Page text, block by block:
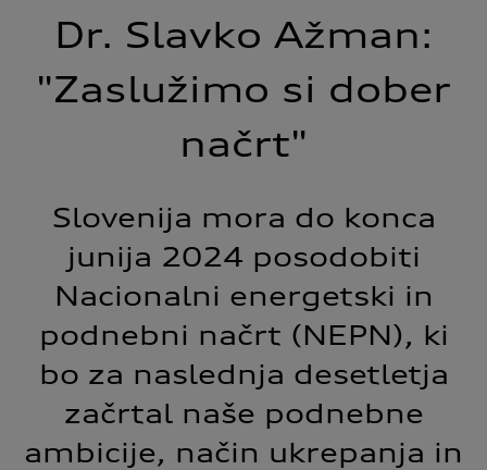
Dr. Slavko Ažman:
"Zaslužimo si dober
načrt"
Slovenija mora do konca
junija 2024 posodobiti
Nacionalni energetski in
podnebni načrt (NEPN), ki
bo za naslednja desetletja
začrtal naše podnebne
ambicije, način ukrepanja in